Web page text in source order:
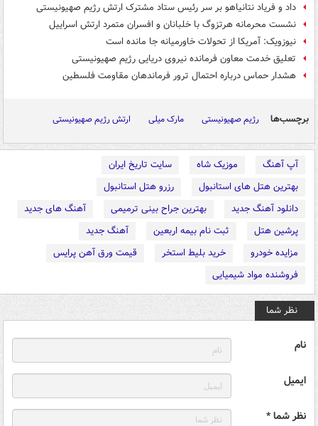
داد و فریاد نتانیاهو بر سر رئیس ستاد مشترک ارتش رژیم صهیونیستی
نشست محرمانه هرتزوگ با خلبانان و افسران متمرد ارتش اسراییل
نیوزویک: آمریکا از تحولات خاورمیانه جا مانده است
تعلیق خدمت معاون فرمانده نیروی دریایی رژیم صهیونیستی
هشدار حماس درباره احتمال ترور فرماندهان مقاومت فلسطین
برچسب‌ها رژیم صهیونیستی مارک میلی ارتش رژیم صهیونیستی
آپ آهنگ موزیک شاه
سایت تاریخ ایران
بهترین هتل های استانبول
رزرو هتل استانبول
دانلود آهنگ جدید
بهترین جراح بینی ترمیمی
آهنگ های جدید
پرشین هتل
ثبت نام بیمه اربعین
آهنگ جدید
مزایده خودرو
خرید بلیط استخر
قیمت ورق آهن پرایس
فروشنده مواد شیمیایی
نظر شما
نام
ایمیل
نظر شما *